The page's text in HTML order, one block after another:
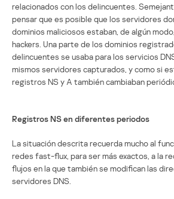
relacionados con los delincuentes.
pensar que es posible que los servidores
dominios maliciosos estaban, de algún
hackers. Una parte de los dominios
delincuentes se usaba para los servicios
mismos servidores capturados, y como si
registros NS y A también cambiaban
Registros NS en diferentes periodos
La situación descrita recuerda mucho al
redes fast-flux, para ser más exactos, a la
flujos en la que también se modifican las
servidores DNS.